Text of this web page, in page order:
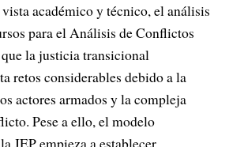
académico y técnico, el análisis
para el Análisis de Conflictos
la justicia transicional
retos considerables debido a la
actores armados y la compleja
Pese a ello, el modelo
JEP empieza a establecer